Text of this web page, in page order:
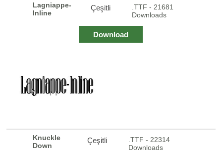
Lagniappe-
Inline
Çeşitli
.TTF - 21681
Downloads
Download
Knuckle
Down
Çeşitli
.TTF - 22314
Downloads